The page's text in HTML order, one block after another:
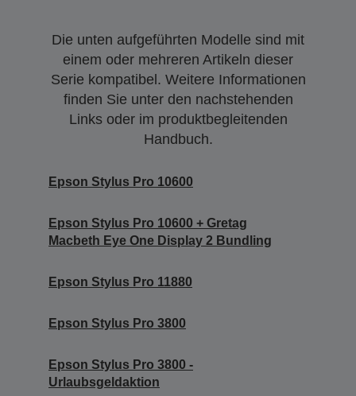
Die unten aufgeführten Modelle sind mit
einem oder mehreren Artikeln dieser
Serie kompatibel. Weitere Informationen
finden Sie unter den nachstehenden
Links oder im produktbegleitenden
Handbuch.
Epson Stylus Pro 10600
Epson Stylus Pro 10600 + Gretag
Macbeth Eye One Display 2 Bundling
Epson Stylus Pro 11880
Epson Stylus Pro 3800
Epson Stylus Pro 3800 -
Urlaubsgeldaktion